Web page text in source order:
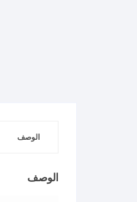
الوصف
الوصف